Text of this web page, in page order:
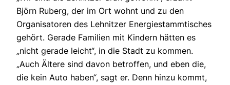
Björn Ruberg, der im Ort wohnt und zu den
Organisatoren des Lehnitzer Energiestammtisches
gehört. Gerade Familien mit Kindern hätten es
„nicht gerade leicht“, in die Stadt zu kommen.
„Auch Ältere sind davon betroffen, und eben die,
die kein Auto haben“, sagt er. Denn hinzu kommt,